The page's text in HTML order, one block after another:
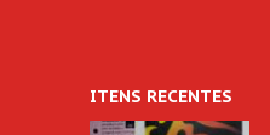
ITENS RECENTES